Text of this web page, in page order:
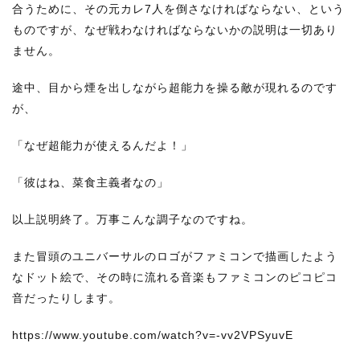
合うために、その元カレ7人を倒さなければならない、という
ものですが、なぜ戦わなければならないかの説明は一切あり
ません。
途中、目から煙を出しながら超能力を操る敵が現れるのです
が、
「なぜ超能力が使えるんだよ！」
「彼はね、菜食主義者なの」
以上説明終了。万事こんな調子なのですね。
また冒頭のユニバーサルのロゴがファミコンで描画したよう
なドット絵で、その時に流れる音楽もファミコンのピコピコ
音だったりします。
https://www.youtube.com/watch?v=-vv2VPSyuvE